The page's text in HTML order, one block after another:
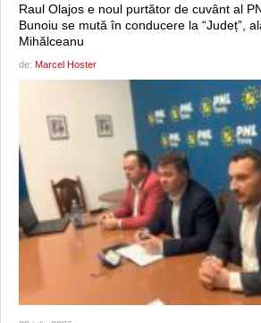
Raul Olajos e noul purtător de cuvânt al
Bunoiu se mută în conducere la “Județ”,
Mihălceanu
de: Marcel Hoster